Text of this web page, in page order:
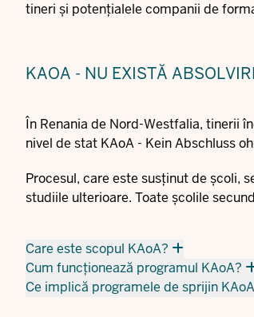
tineri și potențialele companii de
KAOA - NU EXISTĂ
În Renania de Nord-Westfalia, tinerii
nivel de stat KAoA - Kein Abschluss
Procesul, care este susținut de școli,
studiile ulterioare. Toate școlile
Care este scopul KAoA?
Cum funcționează programul KAoA?
Ce implică programele de sprijin